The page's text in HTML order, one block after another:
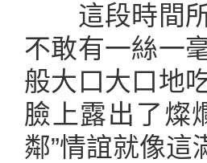
這段時間所
不敢有一絲一
般大口大口地
臉上露出了燦
鄰”情誼就像這